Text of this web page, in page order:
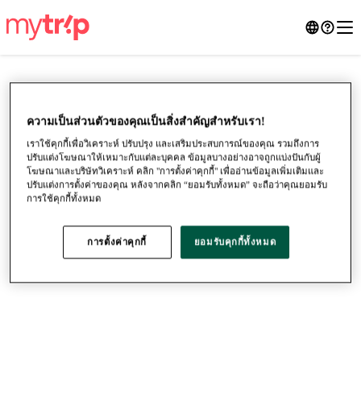
●●●
ความเป็นส่วนตัวของคุณเป็นสิ่งสําคัญสำหรับเรา!
เราใช้คุกกี้เพื่อวิเคราะห์ ปรับปรุง และเสริมประสบการณ์ของคุณ รวมถึงการ
ปรับแต่งโฆษณาให้เหมาะกับแต่ละบุคคล ข้อมูลบางอย่างอาจถูกแบ่งปันกับผู้
โฆษณาและบริษัทวิเคราะห์ คลิก "การตั้งค่าคุกกี้" เพื่ออ่านข้อมูลเพิ่มเติมและ
ปรับแต่งการตั้งค่าของคุณ หลังจากคลิก “ยอมรับทั้งหมด” จะถือว่าคุณยอมรับ
การใช้คุกกี้ทั้งหมด
การตั้งค่าคุกกี้ ยอมรับคุกกี้ทั้งหมด